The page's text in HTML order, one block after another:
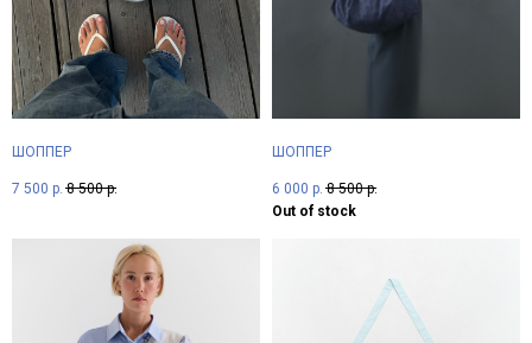
ШОППЕР
7 500 р. 8 500 р.
ШОППЕР
6 000 р. 8 500 р.
Out of stock